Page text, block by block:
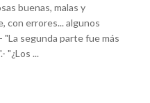
buenas, malas y
con errores... algunos
"La segunda parte fue más
"¿Los ...